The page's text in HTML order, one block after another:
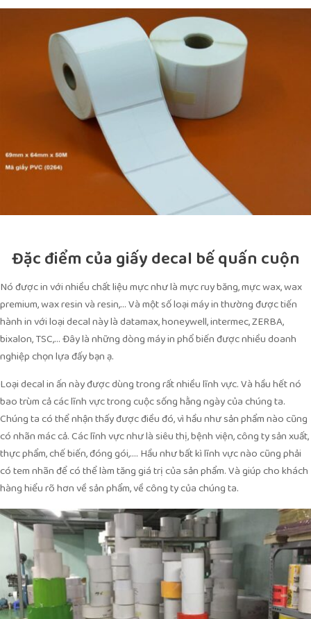
Đặc điểm của giấy decal bế quấn cuộn
Nó được in với nhiều chất liệu mực như là mực ruy băng, mực wax, wax
premium, wax resin và resin,… Và một số loại máy in thường được tiến
hành in với loại decal này là datamax, honeywell, intermec, ZERBA,
bixalon, TSC,… Đây là những dòng máy in phổ biến được nhiều doanh
nghiệp chọn lựa đấy bạn ạ.
Loại decal in ấn này được dùng trong rất nhiều lĩnh vực. Và hầu hết nó
bao trùm cả các lĩnh vực trong cuộc sống hằng ngày của chúng ta.
Chúng ta có thể nhận thấy được điều đó, vì hầu như sản phẩm nào cũng
có nhãn mác cả. Các lĩnh vực như là siêu thị, bệnh viện, công ty sản xuất,
thực phẩm, chế biến, đóng gói,…. Hầu như bất kì lĩnh vực nào cũng phải
có tem nhãn để có thể làm tăng giá trị của sản phẩm. Và giúp cho khách
hàng hiểu rõ hơn về sản phẩm, về công ty của chúng ta.